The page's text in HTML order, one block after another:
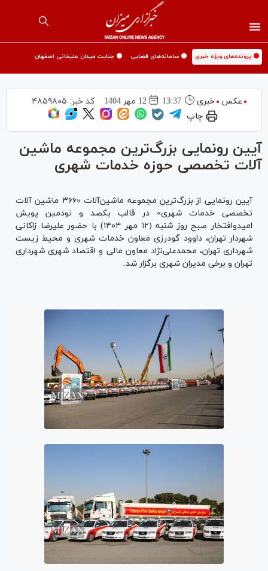
🟡 پرونده‌های ویژه خبری 🟡 سامانه‌های قضایی 🟡 جنایت میدان علیخانی اصفهان
عکس خبری 13:37 12 مهر 1404 کد خبر: ۴۸۵۹۸۰۵
چاپ
آیین رونمایی بزرگ‌ترین مجموعه ماشین
آلات تخصصی حوزه خدمات شهری
آیین رونمایی از بزرگ‌ترین مجموعه ماشین‌آلات «۳۶۶ ماشین آلات
تخصصی خدمات شهری» در قالب یکصد و نودمین پویش
امیدوافتخار صبح روز شنبه (۱۲ مهر ۱۴۰۴) با حضور علیرضا زاکانی
شهردار تهران، داوود گودرزی معاون خدمات شهری و محیط زیست
شهرداری تهران، محمدعلی‌نژاد معاون مالی و اقتصاد شهری شهرداری
تهران و برخی مدیران شهری برگزار شد.